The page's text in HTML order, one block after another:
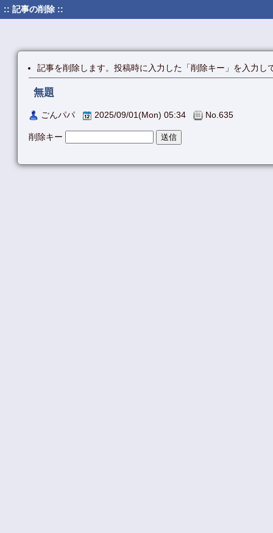
:: 記事の削除 ::
記事を削除します。投稿時に入力した「削除キー」を入力し
無題
ごんパパ 2025/09/01(Mon) 05:34 No.635
削除キー